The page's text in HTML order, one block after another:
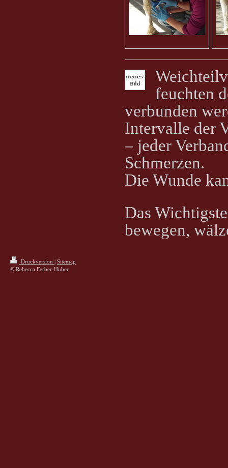
feuchten
verbunden
Intervalle der
– jeder
Schmerzen.
Die Wunde
Das
bewegen,
Druckversion | Sitemap
© Rebecca Ferber-Huber